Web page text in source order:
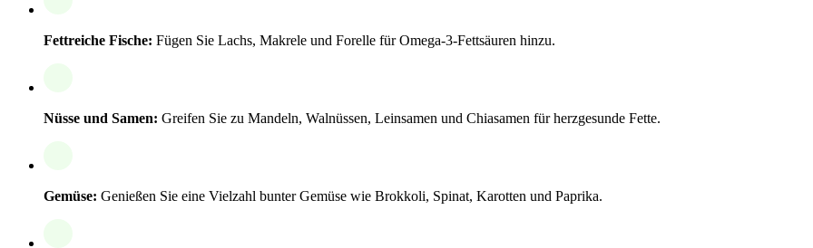
Fettreiche Fische: Fügen Sie Lachs, Makrele und Forelle für Omega-3-Fettsäuren hinzu.
Nüsse und Samen: Greifen Sie zu Mandeln, Walnüssen, Leinsamen und Chiasamen für herzgesunde Fette.
Gemüse: Genießen Sie eine Vielzahl bunter Gemüse wie Brokkoli, Spinat, Karotten und Paprika.